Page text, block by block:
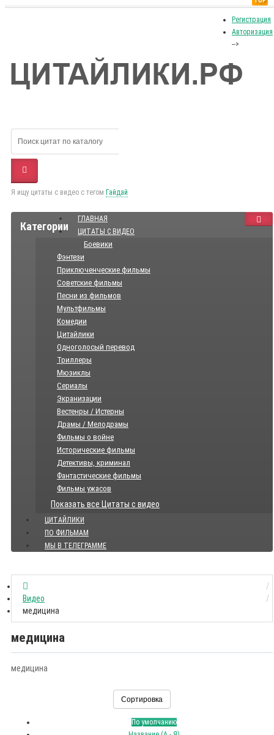
Регистрация
Авторизация
-->
Я ищу цитаты с видео с тегом Гайдай
Категории
ГЛАВНАЯ
ЦИТАТЫ С ВИДЕО
Боевики
Фэнтези
Приключенческие фильмы
Советские фильмы
Песни из фильмов
Мультфильмы
Комедии
Цитайлики
Одноголосый перевод
Триллеры
Мюзиклы
Сериалы
Экранизации
Вестенры / Истерны
Драмы / Мелодрамы
Фильмы о войне
Исторические фильмы
Детективы, криминал
Фантастические фильмы
Фильмы ужасов
Показать все Цитаты с видео
ЦИТАЙЛИКИ
ПО ФИЛЬМАМ
МЫ В ТЕЛЕГРАММЕ
Видео
медицина
медицина
медицина
Сортировка
По умолчанию